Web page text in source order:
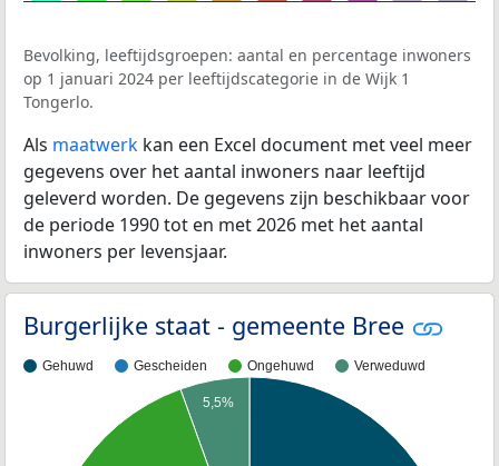
Bevolking, leeftijdsgroepen: aantal en percentage inwoners
op 1 januari 2024 per leeftijdscategorie in de Wijk 1
Tongerlo.
Als maatwerk kan een Excel document met veel meer
gegevens over het aantal inwoners naar leeftijd
geleverd worden. De gegevens zijn beschikbaar voor
de periode 1990 tot en met 2026 met het aantal
inwoners per levensjaar.
Burgerlijke staat - gemeente Bree
Gehuwd Gescheiden Ongehuwd Verweduwd
5,5%